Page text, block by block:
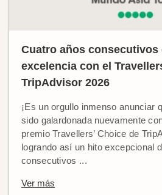
Cuatro años consecutivos
excelencia con el
TripAdvisor 2026
¡Es un orgullo inmenso anunciar
sido galardonada nuevamente
premio Travellers’ Choice de
logrando así un hito excepcional
consecutivos ...
Ver más